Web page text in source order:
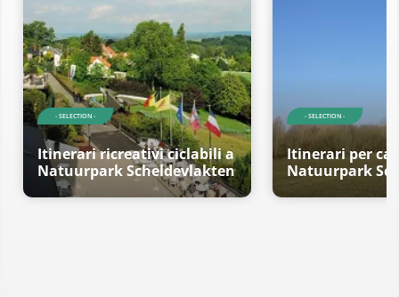
- SELECTION -
Itinerari ricreativi ciclabili a
Natuurpark Scheldevlakten
- SELECTION -
Itinerari per
Natuurpark